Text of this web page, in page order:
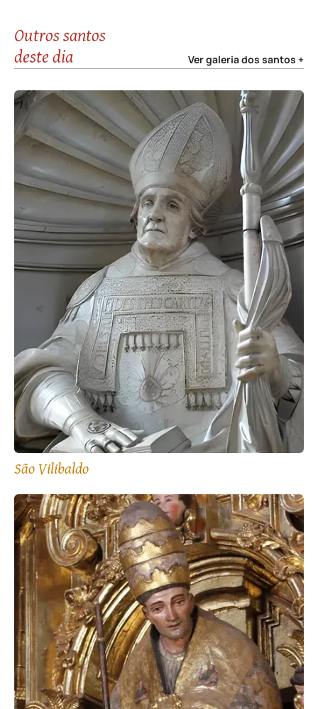
Outros santos
deste dia
Ver galeria dos santos +
São Vilibaldo